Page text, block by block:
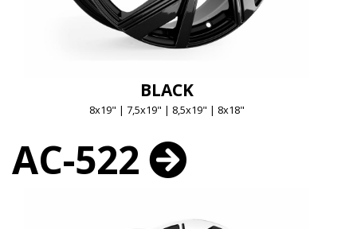
BLACK
8x19" | 7,5x19" | 8,5x19" | 8x18"
AC-522